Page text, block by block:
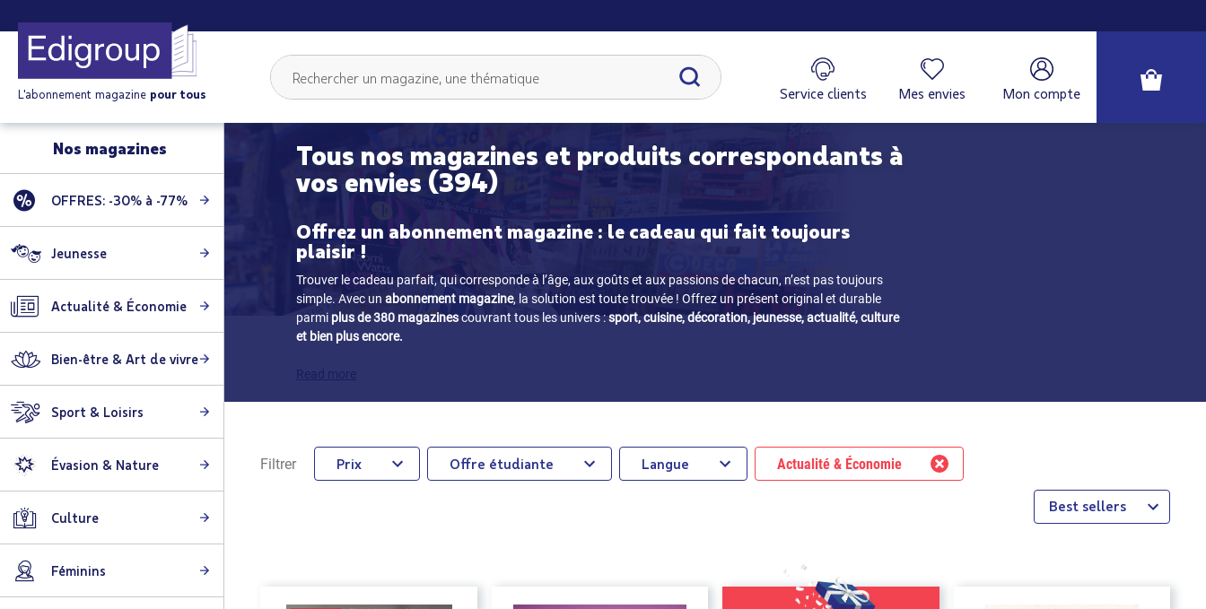
Service clients Mes envies Mon compte
L'abonnement magazine pour tous
Tous nos magazines et produits correspondants à
vos envies (394)
Offrez un abonnement magazine : le cadeau qui fait toujours
plaisir !
Trouver le cadeau parfait, qui corresponde à l’âge, aux goûts et aux passions de chacun, n’est pas toujours
simple. Avec un abonnement magazine, la solution est toute trouvée ! Offrez un présent original et durable
parmi plus de 380 magazinescouvrant tous les univers :sport, cuisine, décoration, jeunesse, actualité, culture
et bien plus encore.
Filtrer Prix Offre étudiante Langue Actualité & Économie
Best sellers
Nos magazines
OFFRES: -30% à -77%
Jeunesse
Actualité & Économie
Bien-être & Art de vivre
Sport & Loisirs
Évasion & Nature
Culture
Féminins